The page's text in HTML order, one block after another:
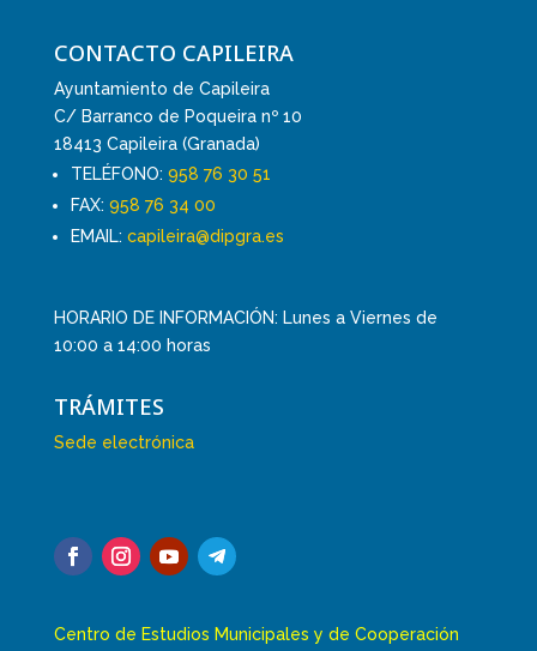
CONTACTO CAPILEIRA
Ayuntamiento de Capileira
C/ Barranco de Poqueira nº 10
18413 Capileira (Granada)
TELÉFONO: 958 76 30 51
FAX: 958 76 34 00
EMAIL: capileira@dipgra.es
HORARIO DE INFORMACIÓN: Lunes a Viernes de
10:00 a 14:00 horas
TRÁMITES
Sede electrónica
Centro de Estudios Municipales y de Cooperación